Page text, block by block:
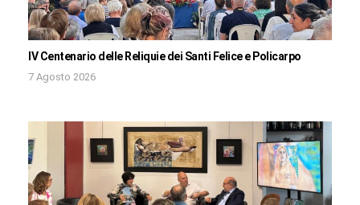
IV Centenario delle Reliquie dei Santi Felice e Policarpo
7 Agosto 2026